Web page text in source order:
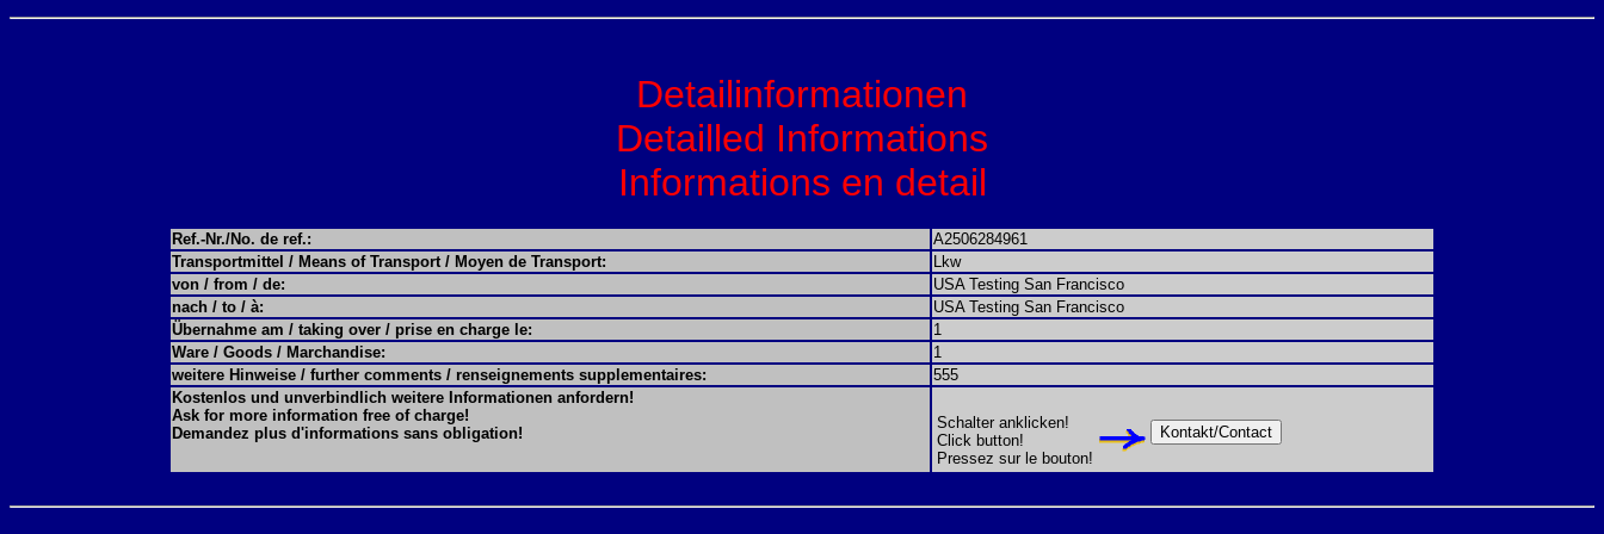
Detailinformationen
Detailled Informations
Informations en detail
Ref.-Nr./No. de ref.:
A2506284961
Transportmittel / Means of Transport / Moyen de Transport:
Lkw
von / from / de:
USA Testing San Francisco
nach / to / à:
USA Testing San Francisco
Übernahme am / taking over / prise en charge le:
1
Ware / Goods / Marchandise:
1
weitere Hinweise / further comments / renseignements supplementaires:
555
Kostenlos und unverbindlich weitere Informationen anfordern!
Ask for more information free of charge!
Demandez plus d'informations sans obligation!
Schalter anklicken!
Click button!
Pressez sur le bouton!